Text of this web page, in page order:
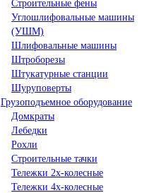
Строительные фены
Углошлифовальные машины
(УШМ)
Шлифовальные машины
Штроборезы
Штукатурные станции
Шуруповерты
Грузоподъемное оборудование
Домкраты
Лебедки
Рохли
Строительные тачки
Тележки 2х-колесные
Тележки 4х-колесные